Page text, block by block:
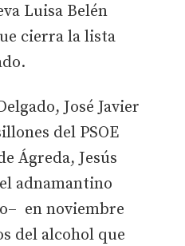
Luisa Belén
cierra la lista
José Javier
del PSOE
Ágreda, Jesús
adnamantino
en noviembre
del alcohol que